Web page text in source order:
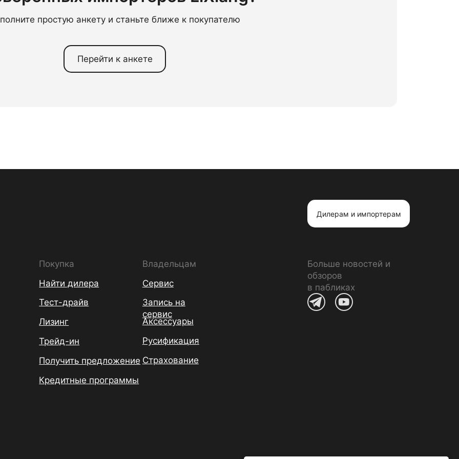
простую анкету и станьте ближе к покупателю
Перейти к анкете
Владельцам
Запись на
сервис
Аксессуары
Покупка
Найти дилера
Тест-драйв
Больше новостей и
обзоров
в пабликах
Дилерам и импортерам
Страхование
Русификация
Лизинг
Кредитные программы
Получить предложение
Трейд-ин
Сервис